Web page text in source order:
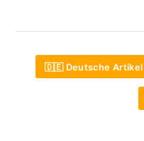
🇩🇪 Deutsche Artikel